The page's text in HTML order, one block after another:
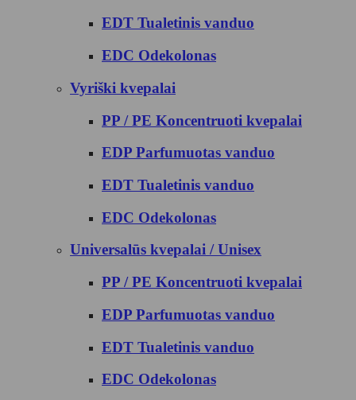
EDT Tualetinis vanduo
EDC Odekolonas
Vyriški kvepalai
PP / PE Koncentruoti kvepalai
EDP Parfumuotas vanduo
EDT Tualetinis vanduo
EDC Odekolonas
Universalūs kvepalai / Unisex
PP / PE Koncentruoti kvepalai
EDP Parfumuotas vanduo
EDT Tualetinis vanduo
EDC Odekolonas